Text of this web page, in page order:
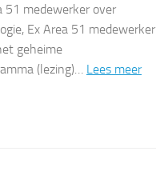
51 medewerker over
Ex Area 51 medewerker
geheime
(lezing)… Lees meer